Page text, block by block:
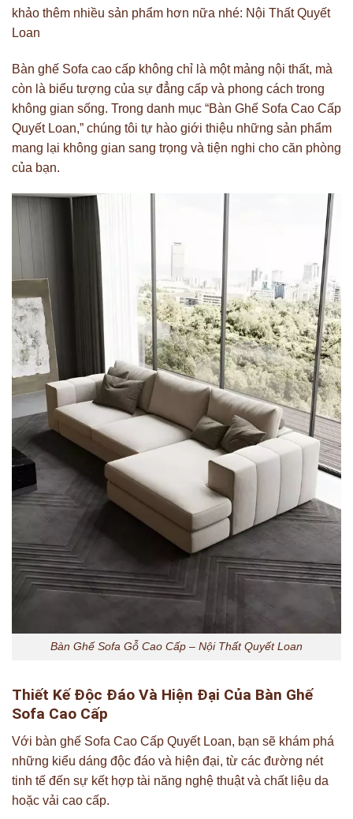
khảo thêm nhiều sản phẩm hơn nữa nhé: Nội Thất Quyết
Loan
Bàn ghế Sofa cao cấp không chỉ là một mảng nội thất, mà
còn là biểu tượng của sự đẳng cấp và phong cách trong
không gian sống. Trong danh mục “Bàn Ghế Sofa Cao Cấp
Quyết Loan,” chúng tôi tự hào giới thiệu những sản phẩm
mang lại không gian sang trọng và tiện nghi cho căn phòng
của bạn.
Bàn Ghế Sofa Gỗ Cao Cấp – Nội Thất Quyết Loan
Thiết Kế Độc Đáo Và Hiện Đại Của Bàn Ghế
Sofa Cao Cấp
Với bàn ghế Sofa Cao Cấp Quyết Loan, bạn sẽ khám phá
những kiểu dáng độc đáo và hiện đại, từ các đường nét
tinh tế đến sự kết hợp tài năng nghệ thuật và chất liệu da
hoặc vải cao cấp.